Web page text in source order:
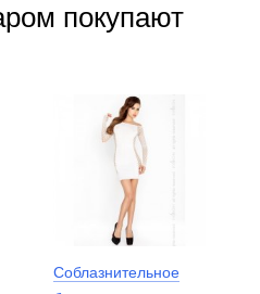
покупают
Соблазнительное